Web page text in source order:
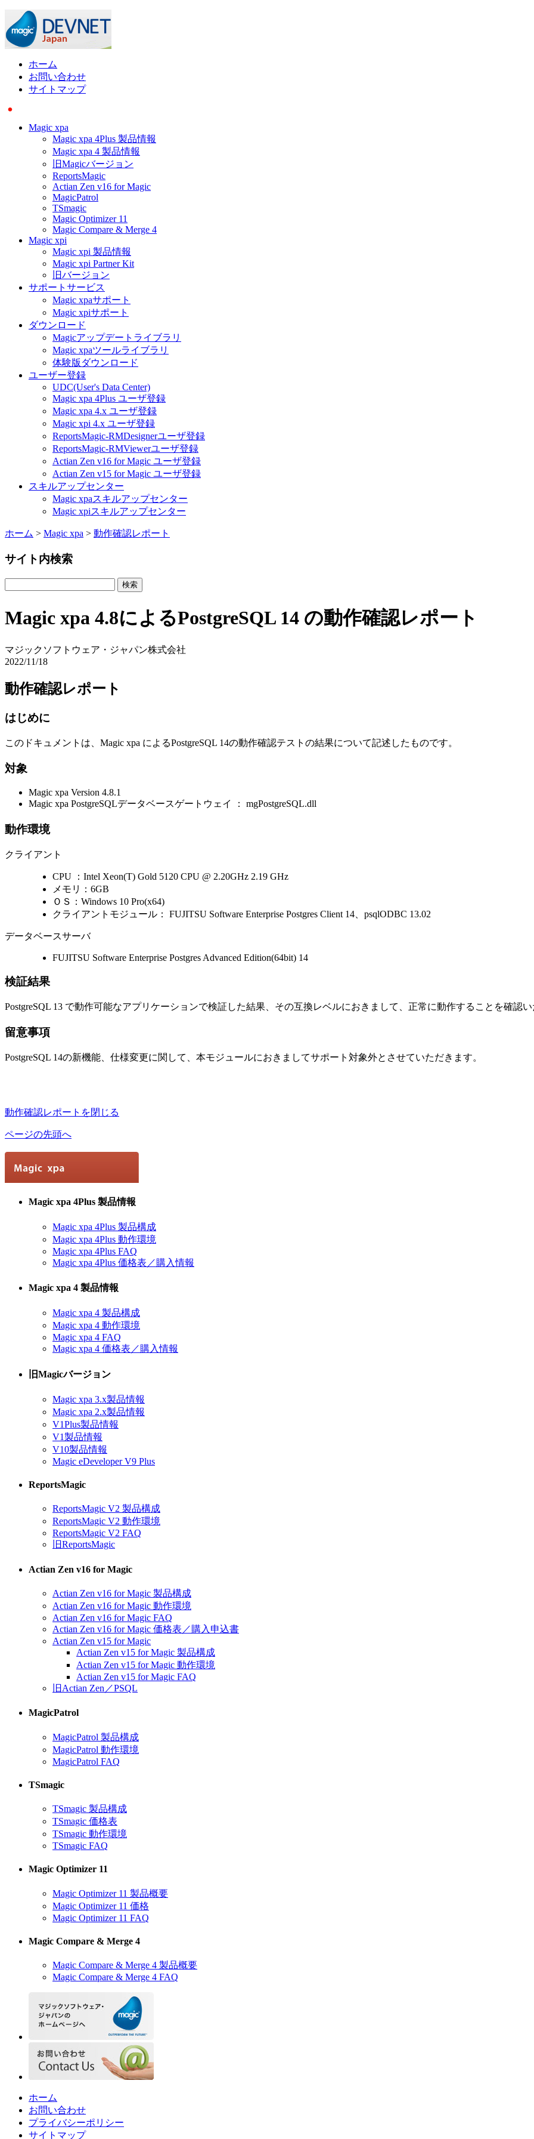
ホーム
お問い合わせ
サイトマップ
Magic xpa
Magic xpa 4Plus 製品情報
Magic xpa 4 製品情報
旧Magicバージョン
ReportsMagic
Actian Zen v16 for Magic
MagicPatrol
TSmagic
Magic Optimizer 11
Magic Compare & Merge 4
Magic xpi
Magic xpi 製品情報
Magic xpi Partner Kit
旧バージョン
サポートサービス
Magic xpaサポート
Magic xpiサポート
ダウンロード
Magicアップデートライブラリ
Magic xpaツールライブラリ
体験版ダウンロード
ユーザー登録
UDC(User's Data Center)
Magic xpa 4Plus ユーザ登録
Magic xpa 4.x ユーザ登録
Magic xpi 4.x ユーザ登録
ReportsMagic-RMDesignerユーザ登録
ReportsMagic-RMViewerユーザ登録
Actian Zen v16 for Magic ユーザ登録
Actian Zen v15 for Magic ユーザ登録
スキルアップセンター
Magic xpaスキルアップセンター
Magic xpiスキルアップセンター
ホーム > Magic xpa > 動作確認レポート
サイト内検索
Magic xpa 4.8によるPostgreSQL 14 の動作確認レポート
マジックソフトウェア・ジャパン株式会社
2022/11/18
動作確認レポート
はじめに
このドキュメントは、Magic xpa によるPostgreSQL 14の動作確認テストの結果について記述したものです。
対象
Magic xpa Version 4.8.1
Magic xpa PostgreSQLデータベースゲートウェイ ： mgPostgreSQL.dll
動作環境
クライアント
CPU ：Intel Xeon(T) Gold 5120 CPU @ 2.20GHz 2.19 GHz
メモリ：6GB
ＯＳ：Windows 10 Pro(x64)
クライアントモジュール： FUJITSU Software Enterprise Postgres Client 14、 psqlODBC 13.02
データベースサーバ
FUJITSU Software Enterprise Postgres Advanced Edition(64bit) 14
検証結果
PostgreSQL 13 で動作可能なアプリケーションで検証した結果、その互換レベルにおきまして、正常に動作することを確認
留意事項
PostgreSQL 14の新機能、仕様変更に関して、本モジュールにおきましてサポート対象外とさせていただきます。
動作確認レポートを閉じる
ページの先頭へ
Magic xpa 4Plus 製品情報
Magic xpa 4Plus 製品構成
Magic xpa 4Plus 動作環境
Magic xpa 4Plus FAQ
Magic xpa 4Plus 価格表／購入情報
Magic xpa 4 製品情報
Magic xpa 4 製品構成
Magic xpa 4 動作環境
Magic xpa 4 FAQ
Magic xpa 4 価格表／購入情報
旧Magicバージョン
Magic xpa 3.x製品情報
Magic xpa 2.x製品情報
V1Plus製品情報
V1製品情報
V10製品情報
Magic eDeveloper V9 Plus
ReportsMagic
ReportsMagic V2 製品構成
ReportsMagic V2 動作環境
ReportsMagic V2 FAQ
旧ReportsMagic
Actian Zen v16 for Magic
Actian Zen v16 for Magic 製品構成
Actian Zen v16 for Magic 動作環境
Actian Zen v16 for Magic FAQ
Actian Zen v16 for Magic 価格表／購入申込書
Actian Zen v15 for Magic
Actian Zen v15 for Magic 製品構成
Actian Zen v15 for Magic 動作環境
Actian Zen v15 for Magic FAQ
旧Actian Zen／PSQL
MagicPatrol
MagicPatrol 製品構成
MagicPatrol 動作環境
MagicPatrol FAQ
TSmagic
TSmagic 製品構成
TSmagic 価格表
TSmagic 動作環境
TSmagic FAQ
Magic Optimizer 11
Magic Optimizer 11 製品概要
Magic Optimizer 11 価格
Magic Optimizer 11 FAQ
Magic Compare & Merge 4
Magic Compare & Merge 4 製品概要
Magic Compare & Merge 4 FAQ
ホーム
お問い合わせ
プライバシーポリシー
サイトマップ